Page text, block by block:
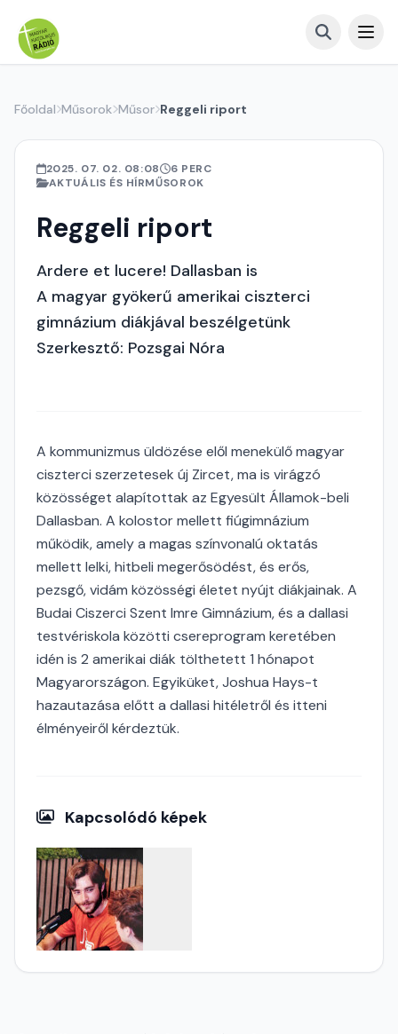
Főoldal Műsorok Műsor Reggeli riport
2025. 07. 02. 08:08
6 PERC
AKTUÁLIS ÉS HÍRMŰSOROK
Reggeli riport
Ardere et lucere! Dallasban is
A magyar gyökerű amerikai ciszterci
gimnázium diákjával beszélgetünk
Szerkesztő: Pozsgai Nóra
A kommunizmus üldözése elől menekülő magyar
ciszterci szerzetesek új Zircet, ma is virágzó
közösséget alapítottak az Egyesült Államok-beli
Dallasban. A kolostor mellett fiúgimnázium
működik, amely a magas színvonalú oktatás
mellett lelki, hitbeli megerősödést, és erős,
pezsgő, vidám közösségi életet nyújt diákjainak. A
Budai Ciszerci Szent Imre Gimnázium, és a dallasi
testvériskola közötti csereprogram keretében
idén is 2 amerikai diák tölthetett 1 hónapot
Magyarországon. Egyiküket, Joshua Hays-t
hazautazása előtt a dallasi hitéletről és itteni
élményeiről kérdeztük.
Kapcsolódó képek